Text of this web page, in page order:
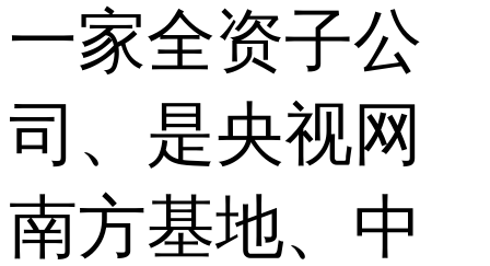
一家全资子公
司、是央视网
南方基地、中